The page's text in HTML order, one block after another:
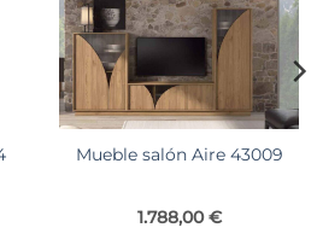
Mueble salón Aire 43009
1.788,00€